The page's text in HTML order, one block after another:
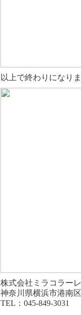
以上で終わりになり
株式会社ミラコラーレ
神奈川県横浜市港南
TEL：045-849-3031